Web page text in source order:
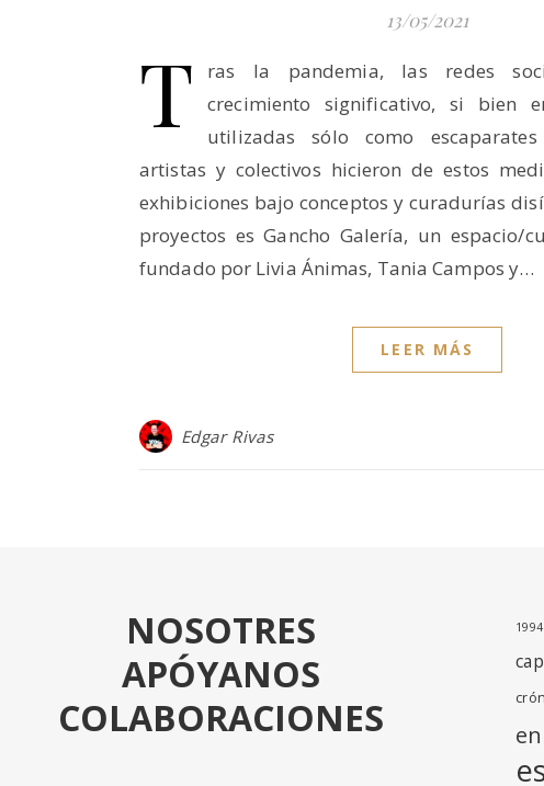
13/05/2021
T
ras la pandemia, las redes
crecimiento significativo, si bien
utilizadas sólo como
artistas y colectivos hicieron de estos
exhibiciones bajo conceptos y curadurías
proyectos es Gancho Galería, un espacio/
fundado por Livia Ánimas, Tania Campos y…
LEER MÁS
Edgar Rivas
NOSOTRES
APÓYANOS
COLABORACIONES
1994